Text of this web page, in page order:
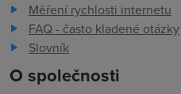
Měření rychlosti internetu
FAQ - často kladené otázky
Slovník
O společnosti